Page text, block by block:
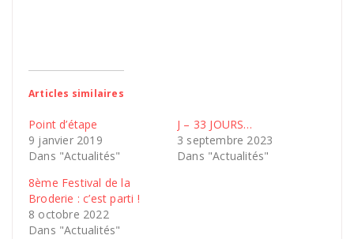
Articles similaires
Point d’étape
9 janvier 2019
Dans "Actualités"
J – 33 JOURS…
3 septembre 2023
Dans "Actualités"
8ème Festival de la
Broderie : c’est parti !
8 octobre 2022
Dans "Actualités"